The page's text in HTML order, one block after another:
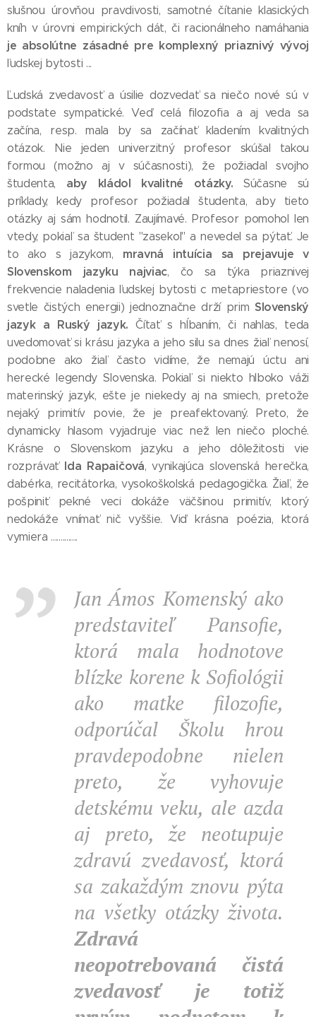
slušnou úrovňou pravdivosti, samotné čítanie klasických
kníh v úrovni empirických dát, či racionálneho namáhania
je absolútne zásadné pre komplexný priaznivý vývoj
ľudskej bytosti ...
Ľudská zvedavosť a úsilie dozvedať sa niečo nové sú v
podstate sympatické. Veď celá filozofia a aj veda sa
začína, resp. mala by sa začínať kladením kvalitných
otázok. Nie jeden univerzitný profesor skúšal takou
formou (možno aj v súčasnosti), že požiadal svojho
študenta, aby kládol kvalitné otázky.Súčasne sú
príklady, kedy profesor požiadal študenta, aby tieto
otázky aj sám hodnotil. Zaujímavé. Profesor pomohol len
vtedy, pokiaľ sa študent "zasekol" a nevedel sa pýtať. Je
to ako s jazykom, mravná intuícia sa prejavuje v
Slovenskom jazyku najviac, čo sa týka priaznivej
frekvencie naladenia ľudskej bytosti c metapriestore (vo
svetle čistých energii) jednoznačne drží prim Slovenský
jazyk a Ruský jazyk. Čítať s hĺbaním, či nahlas, teda
uvedomovať si krásu jazyka a jeho silu sa dnes žiaľ nenosí,
podobne ako žiaľ často vidíme, že nemajú úctu ani
herecké legendy Slovenska. Pokiaľ si niekto hlboko váži
materinský jazyk, ešte je niekedy aj na smiech, pretože
nejaký primitív povie, že je preafektovaný. Preto, že
dynamicky hlasom vyjadruje viac než len niečo ploché.
Krásne o Slovenskom jazyku a jeho dôležitosti vie
rozprávaťIda Rapaičová, vynikajúca slovenská herečka,
dabérka, recitátorka, vysokoškolská pedagogička. Žiaľ, že
pošpiniť pekné veci dokáže väčšinou primitív, ktorý
nedokáže vnímať nič vyššie. Viď krásna poézia, ktorá
vymiera ..............
Jan Ámos Komenský ako
predstaviteľ Pansofie,
ktorá mala hodnotove
blízke korene k Sofiológii
ako matke filozofie,
odporúčal Školu hrou
pravdepodobne nielen
preto, že vyhovuje
detskému veku, ale azda
aj preto, že neotupuje
zdravú zvedavosť, ktorá
sa zakaždým znovu pýta
na všetky otázky života.
Zdravá
neopotrebovaná čistá
zvedavosť je totiž